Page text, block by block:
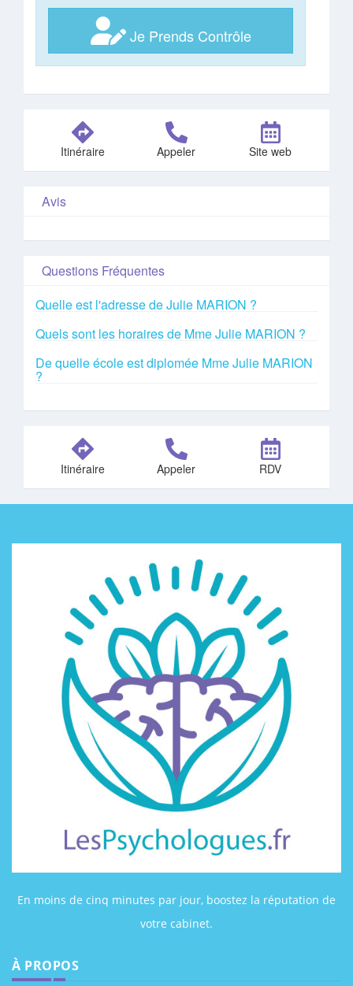
Je Prends Contrôle
Itinéraire Appeler Site web
Avis
Questions Fréquentes
Quelle est l'adresse de Julie MARION ?
Quels sont les horaires de Mme Julie MARION ?
De quelle école est diplomée Mme Julie MARION
?
Itinéraire Appeler RDV
En moins de cinq minutes par jour, boostez la réputation de
votre cabinet.
À PROPOS